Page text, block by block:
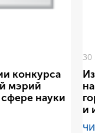
конкурса
мэрий
науки
30
и